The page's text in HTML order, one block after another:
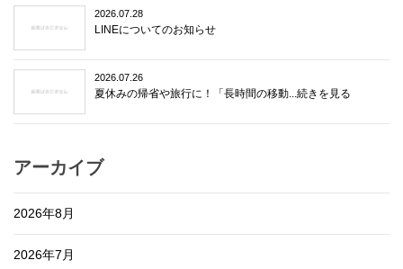
2026.07.28
LINEについてのお知らせ
2026.07.26
夏休みの帰省や旅行に！「長時間の移動...続きを見る
アーカイブ
2026年8月
2026年7月